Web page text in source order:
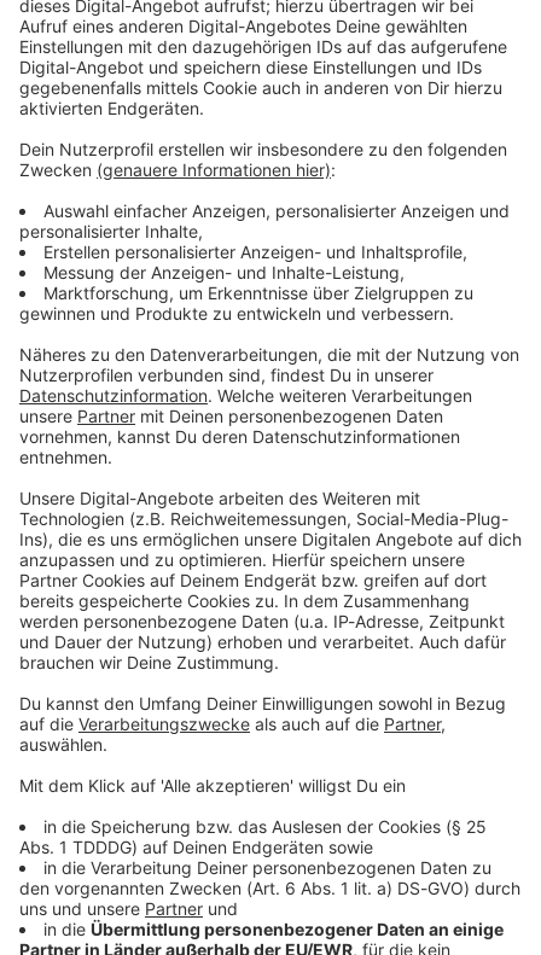
Immer auf dem Laufenden
bleiben!
Verpass' nichts mehr - mit unserem kostenlosen
ANTENNE BAYERN Newsletter. Ob Nachrichten,
Lifestyle oder unsere neuesten Aktionen - wir
informieren dich.
Zum Newsletter anmelden
Du möchtest uns etwas sagen?
Kontaktformular
Sprachnachricht
© dpa-infocom, dpa:260508-930-52826/1
DAS KÖNNTE DICH AUCH INTERESSIEREN
Bayern